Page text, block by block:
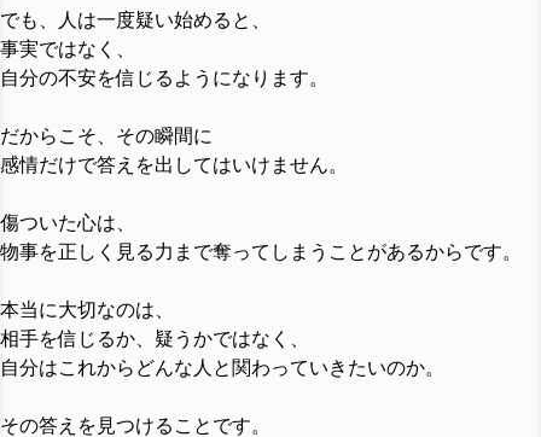
でも、人は一度疑い始めると、
事実ではなく、
自分の不安を信じるようになります。
だからこそ、その瞬間に
感情だけで答えを出してはいけません。
傷ついた心は、
物事を正しく見る力まで奪ってしまうことがあるからです。
本当に大切なのは、
相手を信じるか、疑うかではなく、
自分はこれからどんな人と関わっていきたいのか。
その答えを見つけることです。